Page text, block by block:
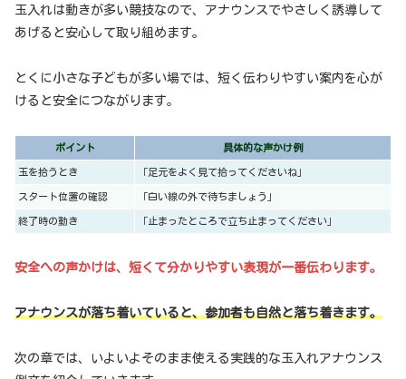
玉入れは動きが多い競技なので、アナウンスでやさしく誘導して
あげると安心して取り組めます。
とくに小さな子どもが多い場では、短く伝わりやすい案内を心が
けると安全につながります。
ポイント 具体的な声かけ例
玉を拾うとき 「足元をよく見て拾ってくださいね」
スタート位置の確認 「白い線の外で待ちましょう」
終了時の動き 「止まったところで立ち止まってください」
安全への声かけは、短くて分かりやすい表現が一番伝わります。
アナウンスが落ち着いていると、参加者も自然と落ち着きます。
次の章では、いよいよそのまま使える実践的な玉入れアナウンス